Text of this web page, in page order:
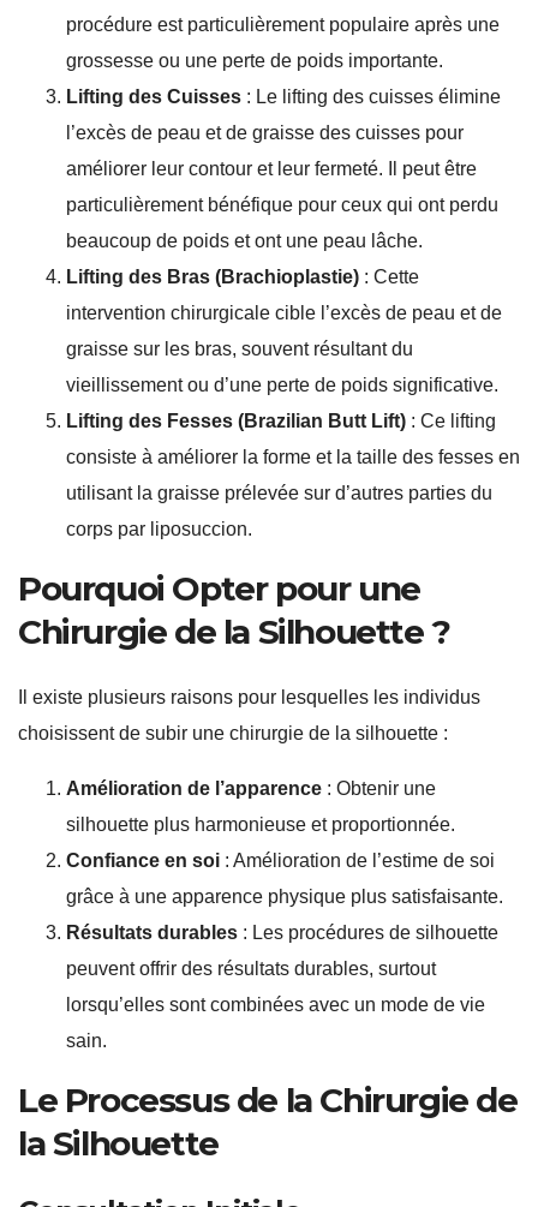
procédure est particulièrement populaire après une
grossesse ou une perte de poids importante.
Lifting des Cuisses : Le lifting des cuisses élimine
l’excès de peau et de graisse des cuisses pour
améliorer leur contour et leur fermeté. Il peut être
particulièrement bénéfique pour ceux qui ont perdu
beaucoup de poids et ont une peau lâche.
Lifting des Bras (Brachioplastie) : Cette
intervention chirurgicale cible l’excès de peau et de
graisse sur les bras, souvent résultant du
vieillissement ou d’une perte de poids significative.
Lifting des Fesses (Brazilian Butt Lift) : Ce lifting
consiste à améliorer la forme et la taille des fesses en
utilisant la graisse prélevée sur d’autres parties du
corps par liposuccion.
Pourquoi Opter pour une
Chirurgie de la Silhouette ?
Il existe plusieurs raisons pour lesquelles les individus
choisissent de subir une chirurgie de la silhouette :
Amélioration de l’apparence : Obtenir une
silhouette plus harmonieuse et proportionnée.
Confiance en soi : Amélioration de l’estime de soi
grâce à une apparence physique plus satisfaisante.
Résultats durables : Les procédures de silhouette
peuvent offrir des résultats durables, surtout
lorsqu’elles sont combinées avec un mode de vie
sain.
Le Processus de la Chirurgie de
la Silhouette